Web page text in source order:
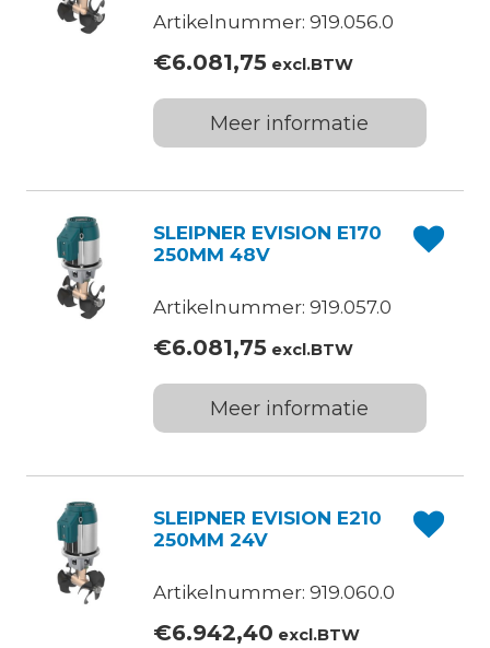
Artikelnummer: 919.056.0
€6.081,75excl.BTW
Meer informatie
SLEIPNER EVISION E170
250MM 48V
Artikelnummer: 919.057.0
€6.081,75excl.BTW
Meer informatie
SLEIPNER EVISION E210
250MM 24V
Artikelnummer: 919.060.0
€6.942,40 excl.BTW